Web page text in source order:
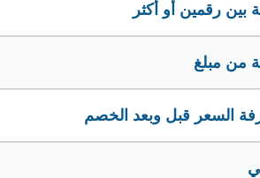
بين رقمين أو أكثر
من مبلغ
السعر قبل وبعد الخصم